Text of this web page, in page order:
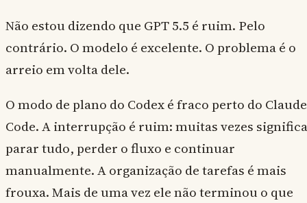
Não estou dizendo que GPT 5.5 é ruim. Pelo
contrário. O modelo é excelente. O problema é o
arreio em volta dele.
O modo de plano do Codex é fraco perto do Claude
Code. A interrupção é ruim: muitas vezes significa
parar tudo, perder o fluxo e continuar
manualmente. A organização de tarefas é mais
frouxa. Mais de uma vez ele não terminou o que